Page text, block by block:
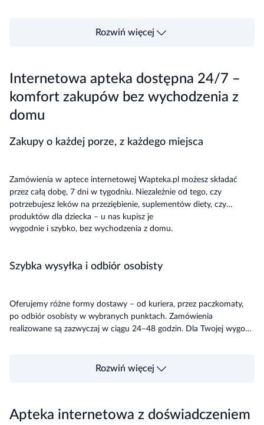
Rozwiń więcej
Internetowa apteka dostępna 24/7 –
komfort zakupów bez wychodzenia z
domu
Zakupy o każdej porze, z każdego miejsca
Zamówienia w aptece internetowej Wapteka.pl możesz składać
przez całą dobę, 7 dni w tygodniu. Niezależnie od tego, czy
potrzebujesz leków na przeziębienie, suplementów diety, czy
produktów dla dziecka – u nas kupisz je
wygodnie i szybko, bez wychodzenia z domu.
Szybka wysyłka i odbiór osobisty
Oferujemy różne formy dostawy – od kuriera, przez paczkomaty,
po odbiór osobisty w wybranych punktach. Zamówienia
realizowane są zazwyczaj w ciągu 24–48 godzin. Dla Twojej wygody
Rozwiń więcej
Apteka internetowa z doświadczeniem